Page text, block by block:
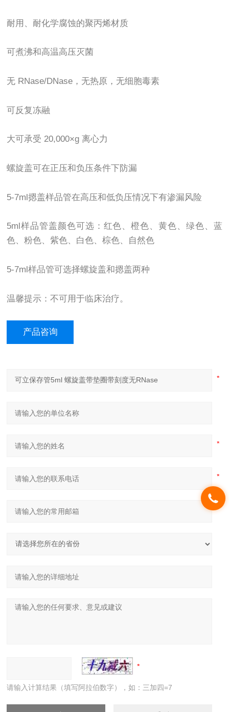
耐用、耐化学腐蚀的聚丙烯材质
可煮沸和高温高压灭菌
无 RNase/DNase，无热原，无细胞毒素
可反复冻融
大可承受 20,000×g 离心力
螺旋盖可在正压和负压条件下防漏
5-7ml摁盖样品管在高压和低负压情况下有渗漏风险
5ml样品管盖颜色可选：红色、橙色、黄色、绿色、蓝
色、粉色、紫色、白色、棕色、自然色
5-7ml样品管可选择螺旋盖和摁盖两种
温馨提示：不可用于临床治疗。
产品咨询
请输入计算结果（填写阿拉伯数字），如：三加四=7